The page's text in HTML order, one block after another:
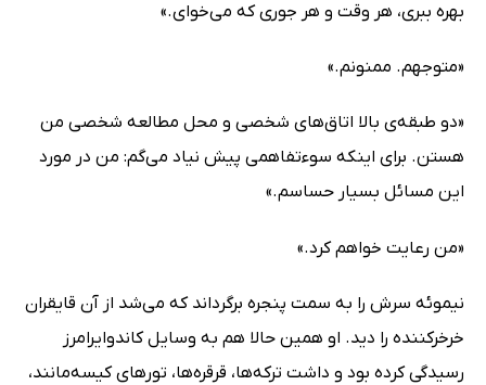
بهره ببری، هر وقت و هر جوری که می‌خوای.»
«متوجهم. ممنونم.»
«دو طبقه‌ی بالا اتاق‌های شخصی و محل مطالعه شخصی من
هستن. برای اینکه سوءتفاهمی پیش نیاد می‌گم: من در مورد
این مسائل بسیار حساسم.»
«من رعایت خواهم کرد.»
نیموئه سرش را به سمت پنجره برگرداند که می‌شد از آن قایقران
خرخرکننده را دید. او همین حالا هم به وسایل کاندوایرامرز
رسیدگی کرده بود و داشت ترکه‌ها، قرقره‌ها، تورهای کیسه‌مانند،